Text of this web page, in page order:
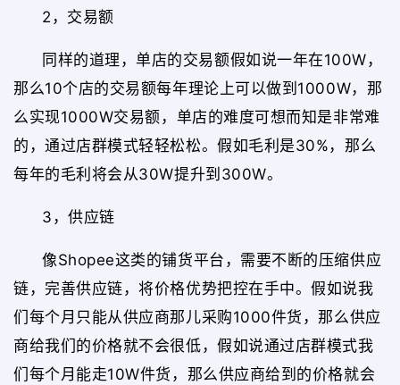
2，交易额
同样的道理，单店的交易额假如说一年在100W，
那么10个店的交易额每年理论上可以做到1000W，那
么实现1000W交易额，单店的难度可想而知是非常难
的，通过店群模式轻轻松松。假如毛利是30%，那么
每年的毛利将会从30W提升到300W。
3，供应链
像Shopee这类的铺货平台，需要不断的压缩供应
链，完善供应链，将价格优势把控在手中。假如说我
们每个月只能从供应商那儿采购1000件货，那么供应
商给我们的价格就不会很低，假如说通过店群模式我
们每个月能走10W件货，那么供应商给到的价格就会